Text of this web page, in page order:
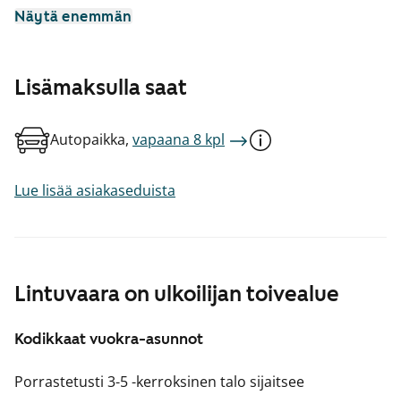
Lintuvaara on ulkoilijan toivealue
Kodikkaat vuokra-asunnot
Porrastetusti 3-5 -kerroksinen talo sijaitsee
Näytä enemmän
Lisämaksulla saat
Autopaikka, vapaana 8 kpl
Lue lisää asiakaseduista